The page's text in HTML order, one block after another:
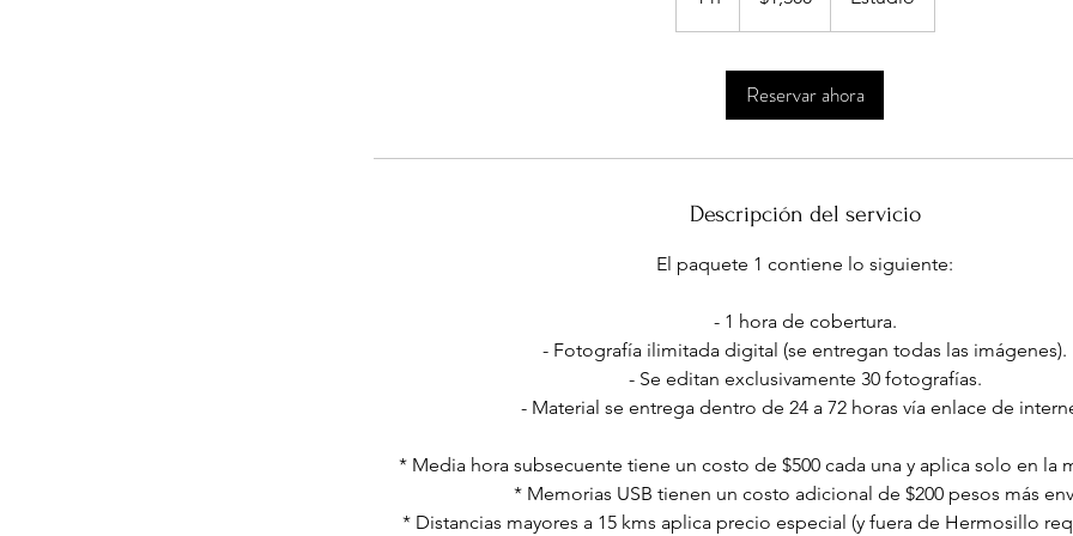
Reservar ahora
Descripción del servicio
El paquete 1 contiene lo siguiente:
- 1 hora de cobertura.
- Fotografía ilimitada digital (se entregan todas las imágenes).
- Se editan exclusivamente 30 fotografías.
- Material se entrega dentro de 24 a 72 horas vía enlace de
* Media hora subsecuente tiene un costo de $500 cada una y aplica solo en la
* Memorias USB tienen un costo adicional de $200 pesos más
* Distancias mayores a 15 kms aplica precio especial (y fuera de Hermosillo